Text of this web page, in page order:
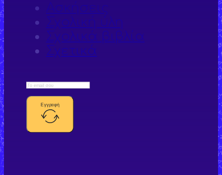
Ασκήσεις
Σχολική ύλη
Σχολικά βιβλία
Σχετικά
Εγγραφή